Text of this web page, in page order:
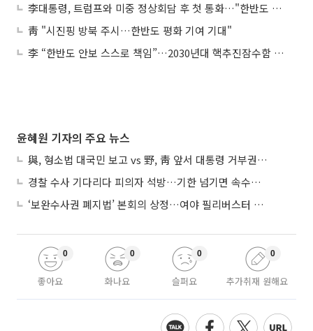
李대통령, 트럼프와 미중 정상회담 후 첫 통화…"한반도 평화ㆍJFS 등 논의"
靑 "시진핑 방북 주시…한반도 평화 기여 기대"
李 “한반도 안보 스스로 책임”…2030년대 핵추진잠수함 전력화
윤혜원 기자의 주요 뉴스
與, 형소법 대국민 보고 vs 野, 靑 앞서 대통령 거부권 촉구
경찰 수사 기다리다 피의자 석방…기한 넘기면 속수무책
‘보완수사권 폐지법’ 본회의 상정…여야 필리버스터 대치
좋아요
0
화나요
0
슬퍼요
0
추가취재 원해요
0